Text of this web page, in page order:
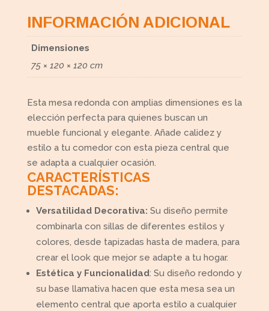
INFORMACIÓN ADICIONAL
Dimensiones
75 × 120 × 120 cm
Esta mesa redonda con amplias dimensiones es la
elección perfecta para quienes buscan un
mueble funcional y elegante. Añade calidez y
estilo a tu comedor con esta pieza central que
se adapta a cualquier ocasión.
CARACTERÍSTICAS
DESTACADAS:
Versatilidad Decorativa: Su diseño permite
combinarla con sillas de diferentes estilos y
colores, desde tapizadas hasta de madera, para
crear el look que mejor se adapte a tu hogar.
Estética y Funcionalidad: Su diseño redondo y
su base llamativa hacen que esta mesa sea un
elemento central que aporta estilo a cualquier